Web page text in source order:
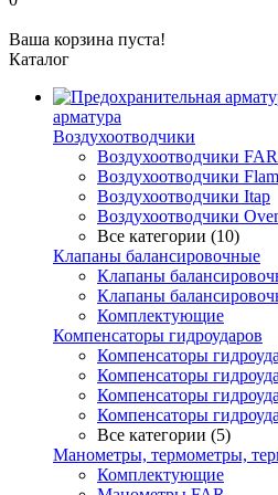
Ваша корзина пуста!
Каталог
арматура
Воздухоотводчики
Воздухоотводчики FAR
Воздухоотводчики
Воздухоотводчики Itap
Воздухоотводчики
Все категории (10)
Клапаны балансировочные
Клапаны
Клапаны
Комплектующие
Компенсаторы гидроударов
Компенсаторы
Компенсаторы
Компенсаторы
Компенсаторы
Все категории (5)
Манометры, термометры,
Комплектующие